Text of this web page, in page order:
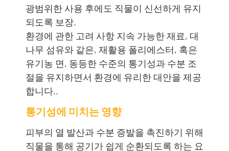
광범위한 사용 후에도 직물이 신선하게 유지
되도록 보장.
환경에 관한 고려 사항 지속 가능한 재료, 대
나무 섬유와 같은, 재활용 폴리에스터, 혹은
유기농 면, 동등한 수준의 통기성과 수분 조
절을 유지하면서 환경에 유리한 대안을 제공
합니다..
통기성에 미치는 영향
피부의 열 발산과 수분 증발을 촉진하기 위해
직물을 통해 공기가 쉽게 순환되도록 하는 요